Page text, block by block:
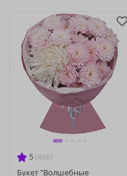
5 (466)
Букет "Волшебные